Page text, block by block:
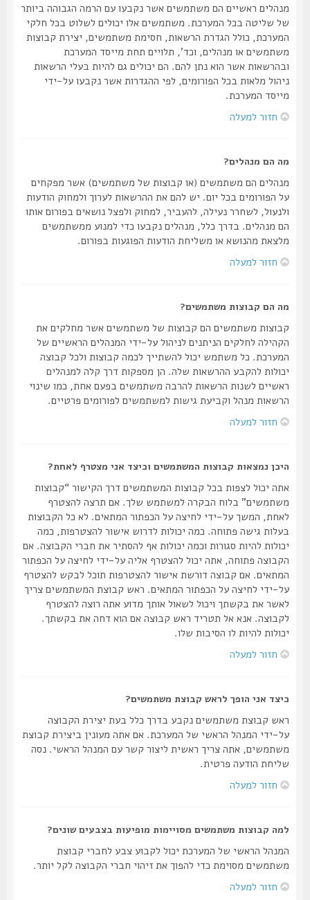
מנהלים ראשיים הם משתמשים אשר נקבעו עם הרמה הגבוהה ביותר
של שליטה בכל המערכת. משתמשים אלו יכולים לשלוט בכל חלקי
המערכת, כולל הגדרת הרשאות, חסימת משתמשים, יצירת קבוצות
משתמשים או מנהלים, וכד', תלויים תחת מייסד המערכת
ובהרשאות אשר הוא נתן להם. הם יכולים גם להיות בעלי הרשאות
ניהול מלאות בכל הפורומים, לפי ההגדרות אשר נקבעו על-ידי
מייסד המערכת.
חזור למעלה
מה הם מנהלים?
מנהלים הם משתמשים (או קבוצות של משתמשים) אשר מפקחים
על הפורומים בכל יום. יש להם את ההרשאות לערוך ולמחוק הודעות
ולנעול, לשחרר נעילה, להעביר, למחוק ולפצל נושאים בפורום אותו
הם מנהלים. בדרך כלל, מנהלים נקבעו כדי למנוע ממשתמשים
מלצאת מהנושא או משליחת הודעות הפוגעות בפורום.
חזור למעלה
מה הם קבוצות משתמשים?
קבוצות משתמשים הם קבוצות של משתמשים אשר מחלקים את
הקהילה לחלקים הניתנים לניהול על-ידי המנהלים הראשיים של
המערכת. כל משתמש יכול להשתייך לכמה קבוצות ולכל קבוצה
יכולות להקבע ההרשאות שלה. הן מספקות דרך קלה למנהלים
ראשיים לשנות הרשאות להרבה משתמשים בפעם אחת, כמו שינוי
הרשאות מנהל וקביעת גישות למשתמשים לפורומים פרטיים.
חזור למעלה
היכן נמצאות קבוצות המשתמשים וכיצד אני מצטרף לאחת?
אתה יכול לצפות בכל קבוצות המשתמשים דרך הקישור “קבוצות
משתמשים” בלוח הבקרה למשתמש שלך. אם תרצה להצטרף
לאחת, המשך על-ידי לחיצה על הכפתור המתאים. לא כל הקבוצות
בעלות גישה פתוחה. כמה יכולות לדרוש אישור להצטרפות, כמה
יכולות להיות סגורות וכמה יכולות אף להסתיר את חברי הקבוצה. אם
הקבוצה פתוחה, אתה יכול להצטרף אליה על-ידי לחיצה על הכפתור
המתאים. אם קבוצה דורשת אישור להצטרפות תוכל לבקש להצטרף
על-ידי לחיצה על הכפתור המתאים. ראש קבוצת המשתמשים צריך
לאשר את בקשתך ויכול לשאול אותך מדוע אתה רוצה להצטרף
לקבוצה. אנא אל תטריד ראש קבוצה אם הוא דחה את בקשתך.
יכולות להיות לו הסיבות שלו.
חזור למעלה
כיצד אני הופך לראש קבוצת משתמשים?
ראש קבוצת משתמשים נקבע בדרך כלל בעת יצירת הקבוצה
על-ידי המנהל הראשי של המערכת. אם אתה מעונין ביצירת קבוצת
משתמשים, אתה צריך ראשית ליצור קשר עם המנהל הראשי. נסה
שליחת הודעה פרטית.
חזור למעלה
למה קבוצות משתמשים מסויימות מופיעות בצבעים שונים?
המנהל הראשי של המערכת יכול לקבוע צבע לחברי קבוצת
משתמשים מסוימת כדי להפוך את זיהוי חברי הקבוצה לקל יותר.
חזור למעלה